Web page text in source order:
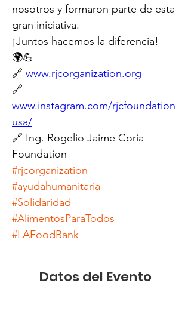
nosotros y formaron parte de esta
gran iniciativa.
¡Juntos hacemos la diferencia!
🌍💪
🔗 www.rjcorganization.org
🔗
www.instagram.com/rjcfoundation
usa/
🔗 Ing. Rogelio Jaime Coria
Foundation
#rjcorganization
#ayudahumanitaria
#Solidaridad
#AlimentosParaTodos
#LAFoodBank
Datos del Evento